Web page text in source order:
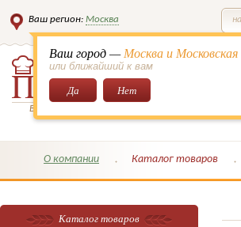
Ваш регион: Москва
Ваш город —Москва и
или ближайший к вам
Да Нет
Всё для кондитеров и поваров!
О компании Каталог товаров
Каталог товаров